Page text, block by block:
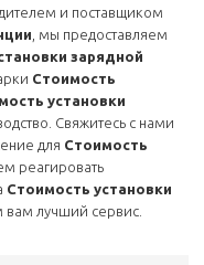
и поставщиком
, мы предоставляем
зарядной
Стоимость
установки
Свяжитесь с нами
для Стоимость
реагировать
Стоимость установки
вам лучший сервис.